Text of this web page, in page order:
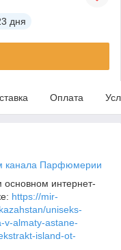
дня
Оплата
канала Парфюмерии
интернет-
https://mir-
uniseks-
v-almaty-astane-
island-ot-